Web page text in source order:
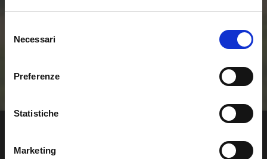
delNecessari
Preferenze
Statistiche
Marketing
Energetiche
Rinnovabili
Contattaci